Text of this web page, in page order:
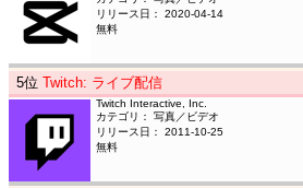
リリース日： 2020-04-14
無料
5位 Twitch: ライブ配信
Twitch Interactive, Inc.
カテゴリ： 写真／ビデオ
リリース日： 2011-10-25
無料